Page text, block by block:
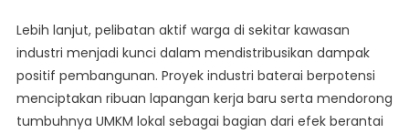
Lebih lanjut, pelibatan aktif warga di sekitar kawasan
industri menjadi kunci dalam mendistribusikan dampak
positif pembangunan. Proyek industri baterai berpotensi
menciptakan ribuan lapangan kerja baru serta mendorong
tumbuhnya UMKM lokal sebagai bagian dari efek berantai